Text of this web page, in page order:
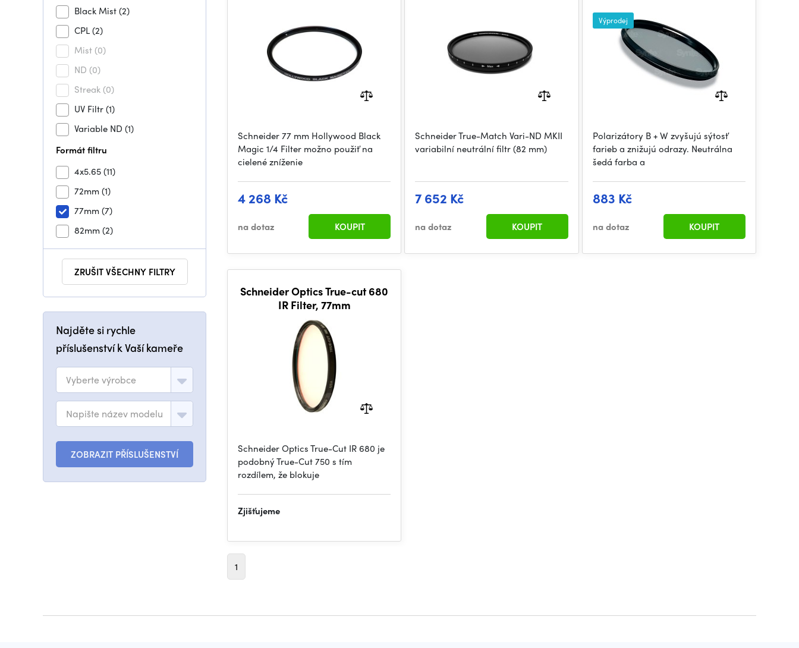
Black Mist(2)
CPL(2)
Mist (0)
ND (0)
Streak (0)
UV Filtr(1)
Variable ND (1)
Formát filtru
4x5.65(11)
72mm(1)
77mm(7)
82mm(2)
ZRUŠIT VŠECHNY FILTRY
Najděte si rychle
příslušenství k Vaší kameře
Vyberte výrobce
Napište název modelu
ZOBRAZIT PŘÍSLUŠENSTVÍ
Schneider 77 mm Hollywood Black
Magic 1/4 Filter možno použiť na
cielené zníženie
4 268 Kč
na dotaz KOUPIT
Schneider True-Match Vari-ND MKII
variabilní neutrální filtr (82 mm)
7 652 Kč
na dotaz KOUPIT
Výprodej
Polarizátory B + W zvyšujú sýtosť
farieb a znižujú odrazy. Neutrálna
šedá farba a
883 Kč
na dotaz KOUPIT
Schneider Optics True-cut 680
IR Filter, 77mm
Schneider Optics True-Cut IR 680 je
podobný True-Cut 750 s tím
rozdílem, že blokuje
Zjišťujeme
1